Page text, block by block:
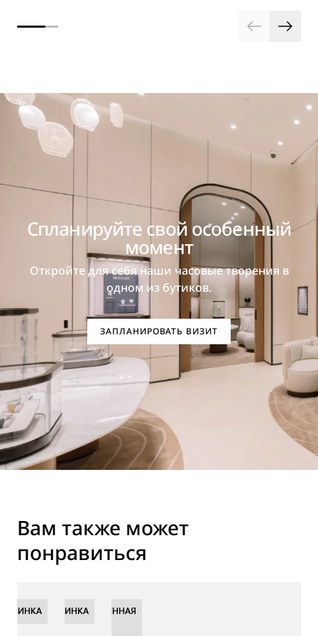
Спланируйте свой особенный
момент
Откройте для себя наши часовые творения в
одном из бутиков.
ЗАПЛАНИРОВАТЬ ВИЗИТ
Вам также может
понравиться
НОВИНКА
НОВИНКА
ОГРАНИЧЕННАЯ